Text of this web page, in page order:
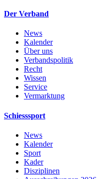
Der Verband
News
Kalender
Über uns
Verbandspolitik
Recht
Wissen
Service
Vermarktung
Schiesssport
News
Kalender
Sport
Kader
Disziplinen